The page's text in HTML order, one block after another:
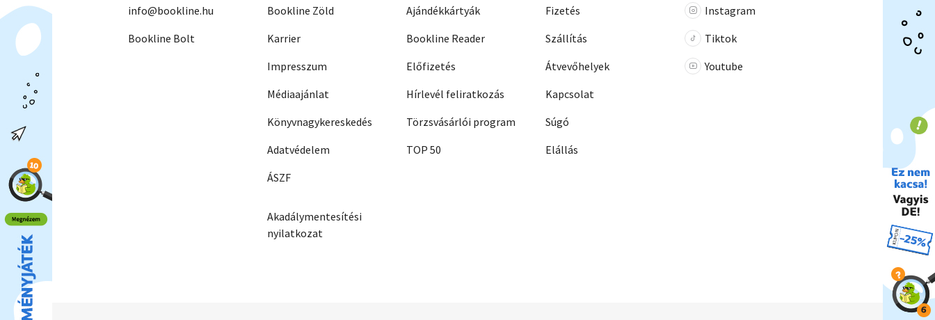
info@bookline.hu
Bookline Bolt
Bookline Zöld
Karrier
Impresszum
Médiaajánlat
Könyvnagykereskedés
Adatvédelem
ÁSZF
Akadálymentesítési
nyilatkozat
Ajándékkártyák
Bookline Reader
Előfizetés
Hírlevél feliratkozás
Törzsvásárlói program
TOP 50
Fizetés
Szállítás
Átvevőhelyek
Kapcsolat
Súgó
Elállás
Instagram
Tiktok
Youtube